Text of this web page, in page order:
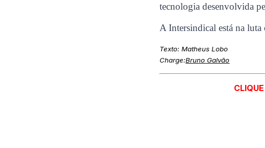
tecnologia desenvolvida
A Intersindical está na
Texto: Matheus Lobo
Charge:Bruno Galvão